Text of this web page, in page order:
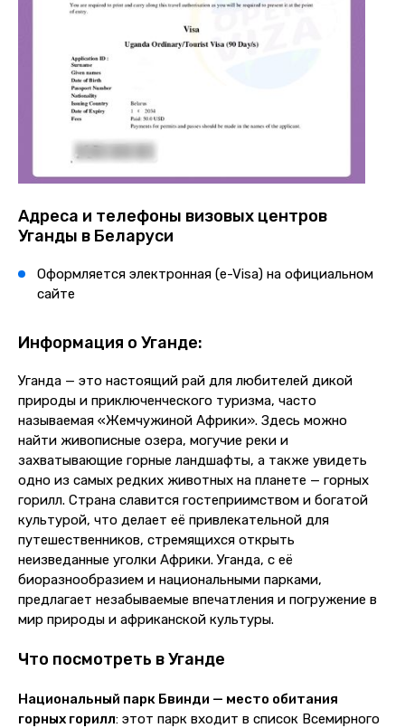
Адреса и телефоны визовых центров
Уганды в Беларуси
Оформляется электронная (e-Visa) на официальном
сайте
Информация о Уганде:
Уганда — это настоящий рай для любителей дикой
природы и приключенческого туризма, часто
называемая «Жемчужиной Африки». Здесь можно
найти живописные озера, могучие реки и
захватывающие горные ландшафты, а также увидеть
одно из самых редких животных на планете — горных
горилл. Страна славится гостеприимством и богатой
культурой, что делает её привлекательной для
путешественников, стремящихся открыть
неизведанные уголки Африки. Уганда, с её
биоразнообразием и национальными парками,
предлагает незабываемые впечатления и погружение в
мир природы и африканской культуры.
Что посмотреть в Уганде
Национальный парк Бвинди — место обитания
горных горилл: этот парк входит в список Всемирного